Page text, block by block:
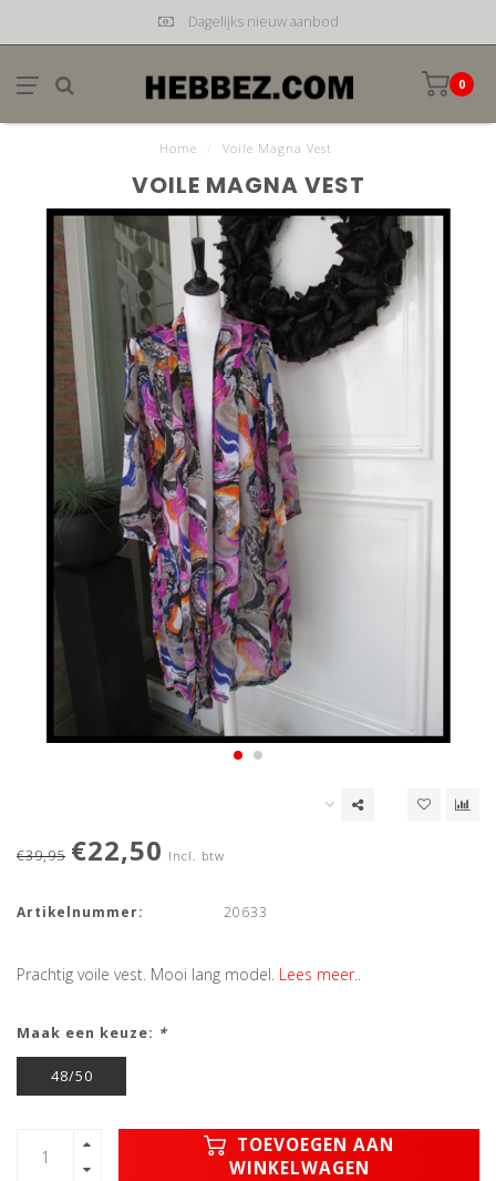
Dagelijks nieuw aanbod
0
Home Voile Magna Vest
VOILE MAGNA VEST
€39,95 €22,50 Incl. btw
Artikelnummer: 20633
Prachtig voile vest. Mooi lang model. Lees meer..
Maak een keuze: *
48/50
TOEVOEGEN AAN
WINKELWAGEN